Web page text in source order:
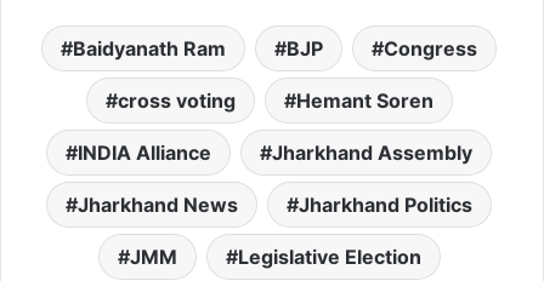
Baidyanath Ram BJP Congress
cross voting Hemant Soren
INDIA Alliance Jharkhand Assembly
Jharkhand News Jharkhand Politics
JMM Legislative Election